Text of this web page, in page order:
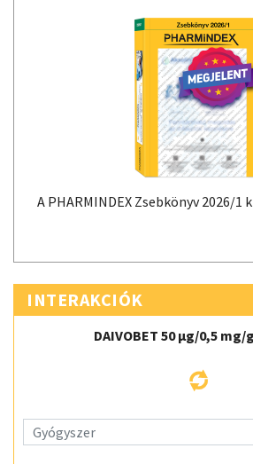
A PHARMINDEX Zsebkönyv 2026/1
INTERAKCIÓK
DAIVOBET 50 µg/0,5 mg/